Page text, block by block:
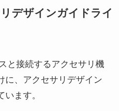
デザインガイドライ
と接続するアクセサリ機
に、アクセサリデザイン
ます。